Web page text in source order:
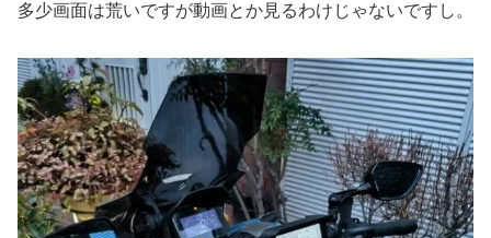
多少画面は荒いですが動画とか見るわけじゃないですし。